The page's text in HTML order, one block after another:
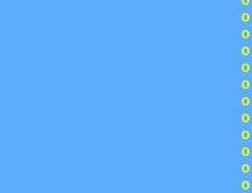
o
o
o
o
o
o
o
o
o
o
o